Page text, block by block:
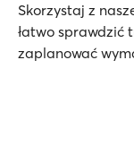
Skorzystaj z
łatwo sprawdzić
zaplanować